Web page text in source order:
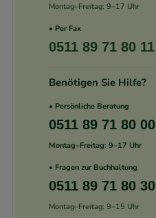
Montag–Freitag: 9–17 Uhr
• Per Fax
0511 89 71 80 11
Benötigen Sie Hilfe?
• Persönliche Beratung
0511 89 71 80 00
Montag–Freitag: 9–17 Uhr
• Fragen zur Buchhaltung
0511 89 71 80 30
Montag–Freitag: 9–15 Uhr